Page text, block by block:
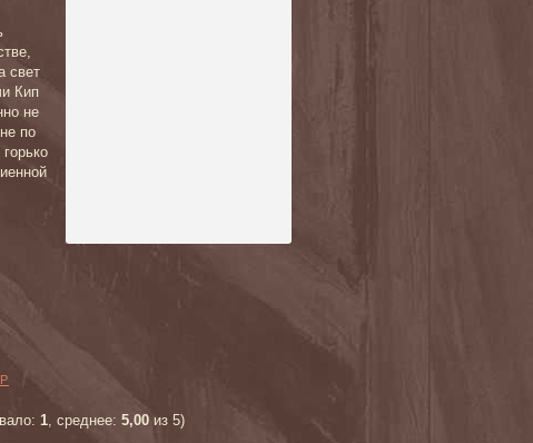
свет
Кип
не
по
1, среднее: 5,00 из 5)